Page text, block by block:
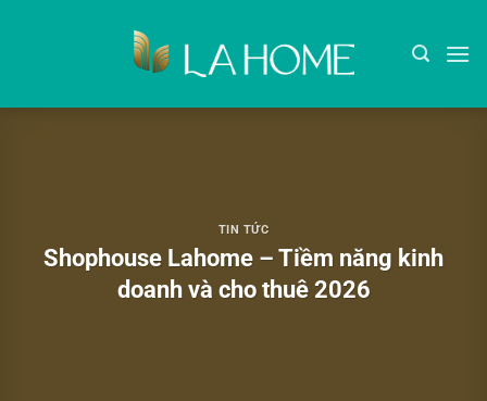
TIN TỨC
Shophouse Lahome – Tiềm năng kinh
doanh và cho thuê 2026